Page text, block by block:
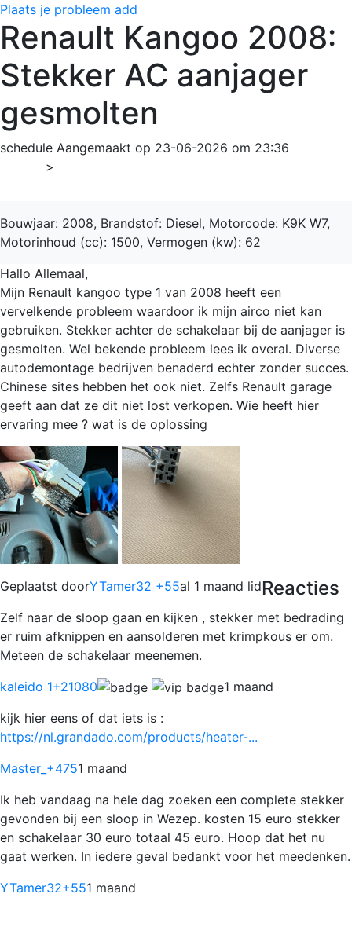
Plaats je probleem add
Renault Kangoo 2008:
Stekker AC aanjager
gesmolten
schedule Aangemaakt op 23-06-2026 om 23:36
>
Bouwjaar: 2008, Brandstof: Diesel, Motorcode: K9K W7,
Motorinhoud (cc): 1500, Vermogen (kw): 62
Hallo Allemaal,
Mijn Renault kangoo type 1 van 2008 heeft een
vervelkende probleem waardoor ik mijn airco niet kan
gebruiken. Stekker achter de schakelaar bij de aanjager is
gesmolten. Wel bekende probleem lees ik overal. Diverse
autodemontage bedrijven benaderd echter zonder succes.
Chinese sites hebben het ook niet. Zelfs Renault garage
geeft aan dat ze dit niet lost verkopen. Wie heeft hier
ervaring mee ? wat is de oplossing
Geplaatst doorYTamer32 +55al 1 maand lidReacties
Zelf naar de sloop gaan en kijken , stekker met bedrading
er ruim afknippen en aansolderen met krimpkous er om.
Meteen de schakelaar meenemen.
kaleido 1+21080
1 maand
kijk hier eens of dat iets is :
https://nl.grandado.com/products/heater-...
Master_ +4751 maand
Ik heb vandaag na hele dag zoeken een complete stekker
gevonden bij een sloop in Wezep. kosten 15 euro stekker
en schakelaar 30 euro totaal 45 euro. Hoop dat het nu
gaat werken. In iedere geval bedankt voor het meedenken.
YTamer32+551 maand